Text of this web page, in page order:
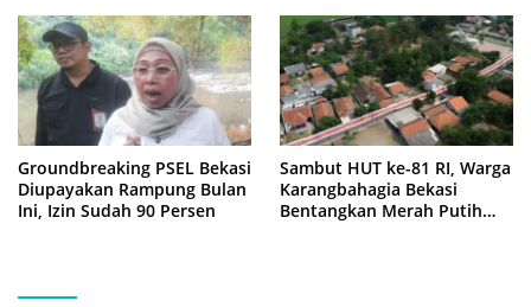
Groundbreaking PSEL Bekasi
Diupayakan Rampung Bulan
Ini, Izin Sudah 90 Persen
Sambut HUT ke-81 RI, Warga
Karangbahagia Bekasi
Bentangkan Merah Putih